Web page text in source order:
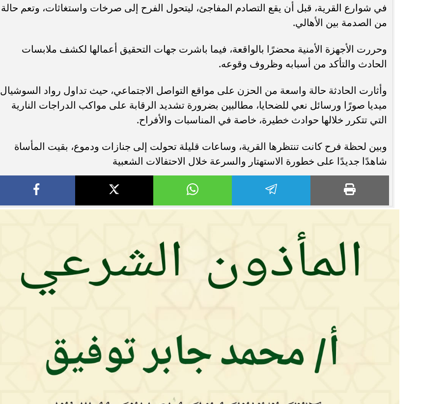
في شوارع القرية، قبل أن يقع التصادم المفاجئ، ليتحول الفرح إلى صرخات واستغاثات، وتعم حالة
من الصدمة بين الأهالي.
وحررت الأجهزة الأمنية محضرًا بالواقعة، فيما باشرت جهات التحقيق أعمالها لكشف ملابسات
الحادث والتأكد من أسبابه وظروف وقوعه.
وأثارت الحادثة حالة واسعة من الحزن على مواقع التواصل الاجتماعي، حيث تداول رواد السوشيال
ميديا صورًا ورسائل نعي للضحايا، مطالبين بضرورة تشديد الرقابة على مواكب الدراجات النارية
التي تتكرر خلالها حوادث خطيرة، خاصة في المناسبات والأفراح.
وبين لحظة فرح كانت تنتظرها القرية، وساعات قليلة تحولت إلى جنازات ودموع، بقيت المأساة
شاهدًا جديدًا على خطورة الاستهتار والسرعة خلال الاحتفالات الشعبية